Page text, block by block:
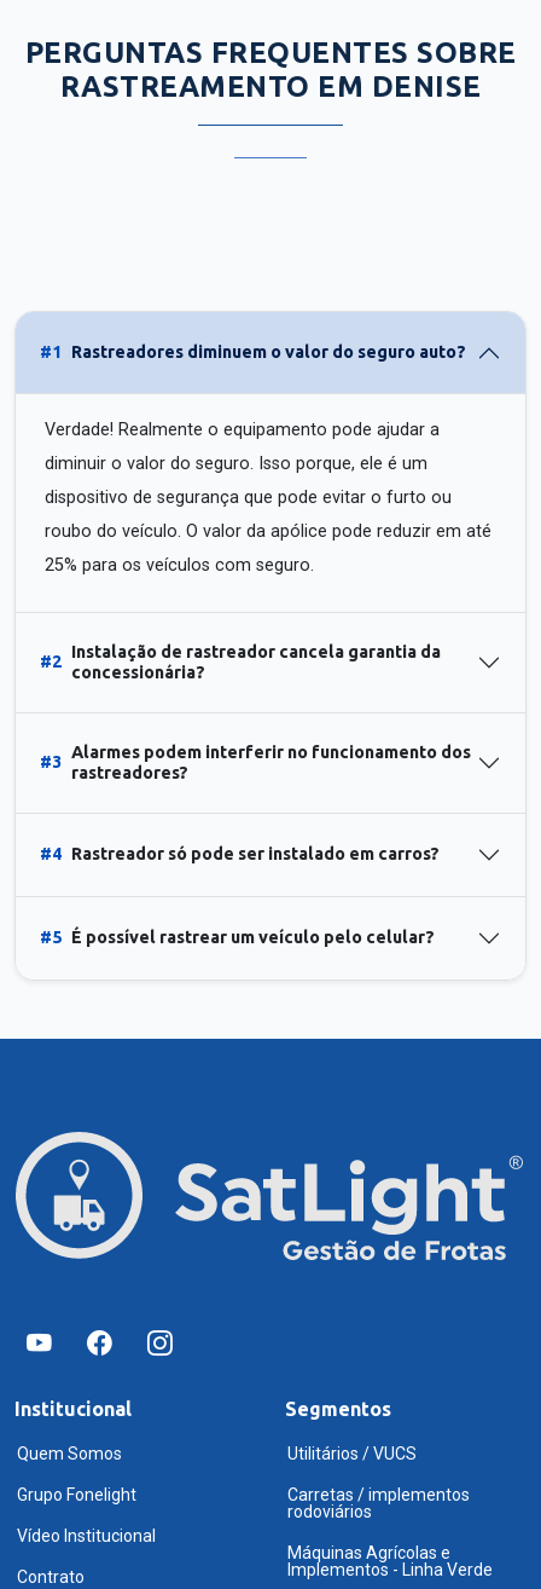
PERGUNTAS FREQUENTES SOBRE
RASTREAMENTO EM DENISE
#1 Rastreadores diminuem o valor do seguro auto?
Verdade! Realmente o equipamento pode ajudar a
diminuir o valor do seguro. Isso porque, ele é um
dispositivo de segurança que pode evitar o furto ou
roubo do veículo. O valor da apólice pode reduzir em até
25% para os veículos com seguro.
#2
Instalação de rastreador cancela garantia da
concessionária?
#3
Alarmes podem interferir no funcionamento dos
rastreadores?
#4 Rastreador só pode ser instalado em carros?
#5 É possível rastrear um veículo pelo celular?
Institucional
Quem Somos
Grupo Fonelight
Vídeo Institucional
Contrato
Segmentos
Utilitários / VUCS
Carretas / implementos
rodoviários
Máquinas Agrícolas e
Implementos - Linha Verde